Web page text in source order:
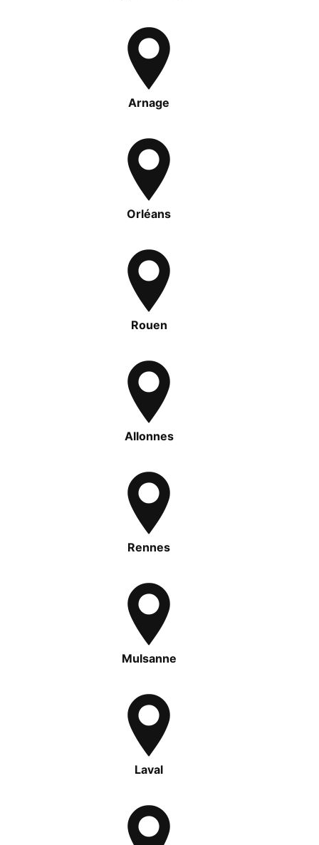
Arnage
Orléans
Rouen
Allonnes
Rennes
Mulsanne
Laval